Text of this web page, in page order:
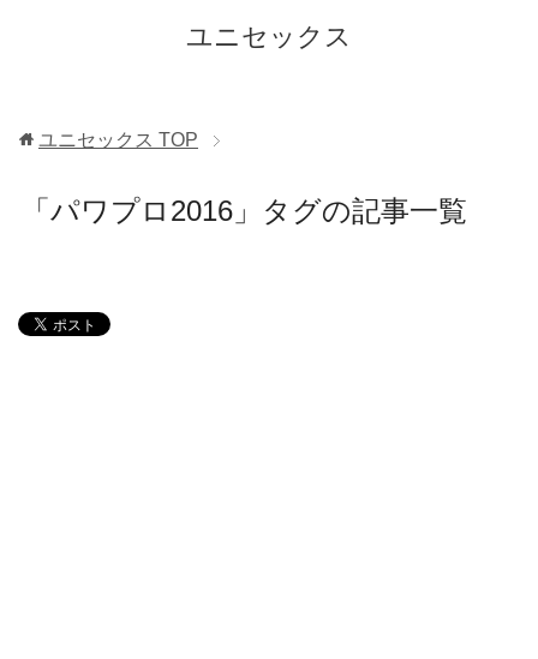
ユニセックス
ユニセックス TOP
「パワプロ2016」タグの記事一覧